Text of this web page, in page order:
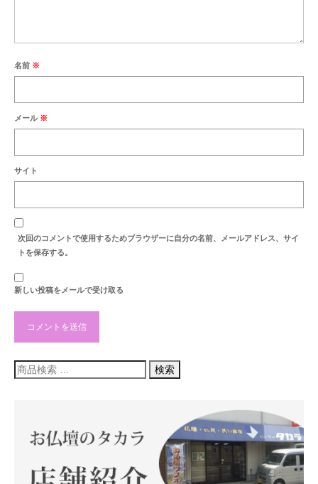
最新のご案内
営業時間・お休みの案内
商品紹介
お盆
お知らせ
名前 ※
メール ※
サイト
次回のコメントで使用するためブラウザーに自分の名前、メールアドレス、サイ
トを保存する。
新しい投稿をメールで受け取る
検
索
検索